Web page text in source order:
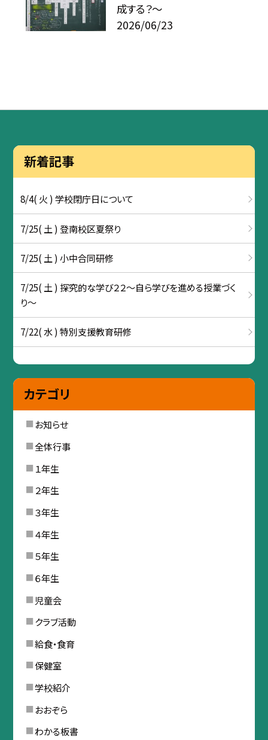
成する？～
2026/06/23
新着記事
8/4( 火 ) 学校閉庁日について
7/25( 土 ) 登南校区夏祭り
7/25( 土 ) 小中合同研修
7/25( 土 ) 探究的な学び２２～自ら学びを進める授業づく
り～
7/22( 水 ) 特別支援教育研修
カテゴリ
お知らせ
全体行事
１年生
２年生
３年生
４年生
５年生
６年生
児童会
クラブ活動
給食・食育
保健室
学校紹介
おおぞら
わかる板書